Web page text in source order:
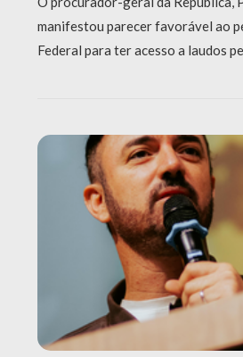
manifestou parecer favorável ao
Federal para ter acesso a laudos